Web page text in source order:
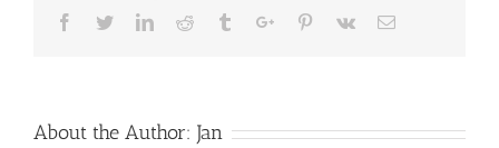
Facebook
TwitterLinkedinReddit TumblrGoogle+Pinterest
Vk Email
About the Author: Jan